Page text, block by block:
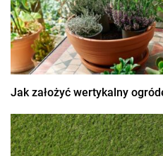
Jak założyć wertykalny